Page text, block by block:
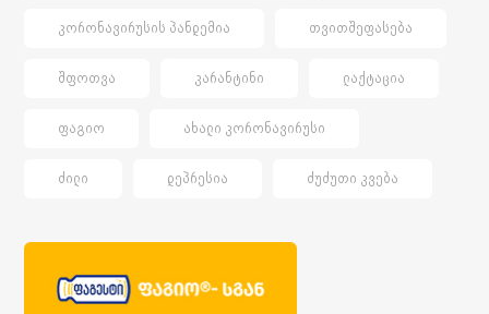
ᲙᲝᲠᲝᲜᲐᲕᲘᲠᲣᲡᲘᲡ ᲞᲐᲜᲓᲔᲛᲘᲐ ᲗᲕᲘᲗᲨᲔᲤᲐᲡᲔᲑᲐ
ᲨᲤᲝᲗᲕᲐ ᲙᲐᲠᲐᲜᲢᲘᲜᲘ ᲚᲐᲥᲢᲐᲪᲘᲐ
ᲤᲐᲒᲘᲝ ᲐᲮᲐᲚᲘ ᲙᲝᲠᲝᲜᲐᲕᲘᲠᲣᲡᲘ
ᲫᲘᲚᲘ ᲓᲔᲞᲠᲔᲡᲘᲐ ᲫᲣᲫᲣᲗᲘ ᲙᲕᲔᲑᲐ